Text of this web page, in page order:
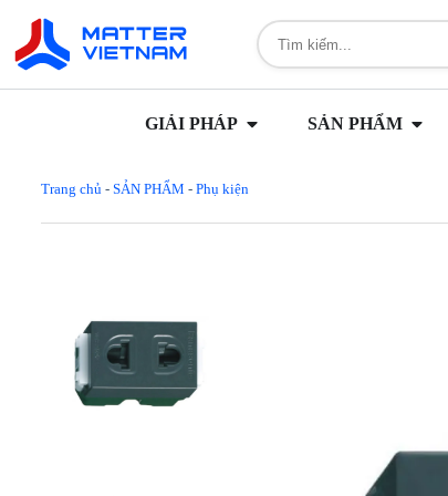
GIẢI PHÁP SẢN PHẨM
Trang chủ - SẢN PHẨM - Phụ kiện